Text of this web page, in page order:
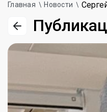
Главная Новости